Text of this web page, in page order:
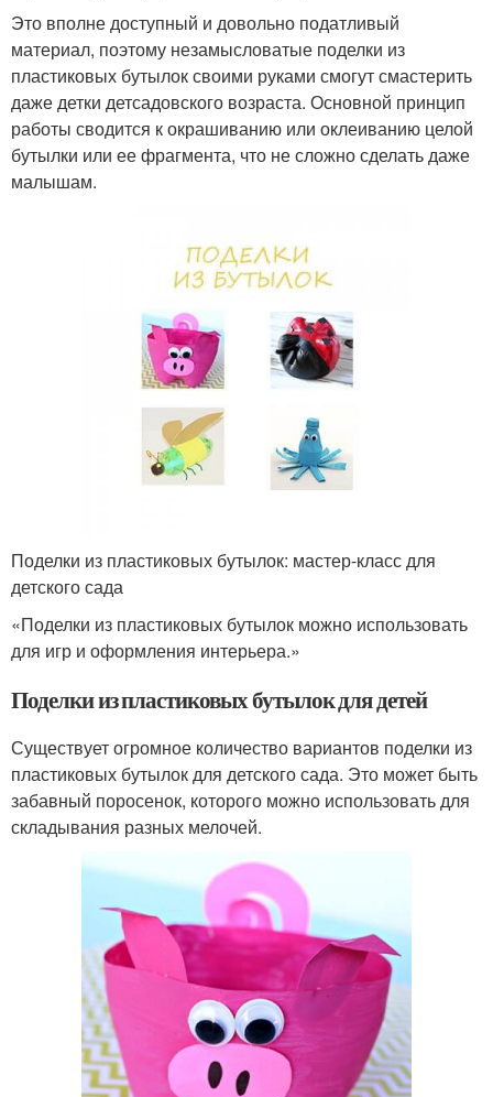
Это вполне доступный и довольно податливый
материал, поэтому незамысловатые поделки из
пластиковых бутылок своими руками смогут смастерить
даже детки детсадовского возраста. Основной принцип
работы сводится к окрашиванию или оклеиванию целой
бутылки или ее фрагмента, что не сложно сделать даже
малышам.
Поделки из пластиковых бутылок: мастер-класс для
детского сада
«Поделки из пластиковых бутылок можно использовать
для игр и оформления интерьера.»
Поделки из пластиковых бутылок для детей
Существует огромное количество вариантов поделки из
пластиковых бутылок для детского сада. Это может быть
забавный поросенок, которого можно использовать для
складывания разных мелочей.